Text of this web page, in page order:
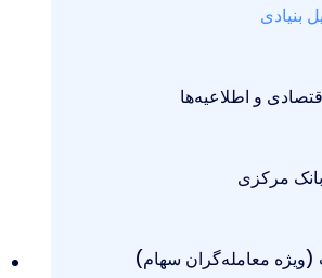
بنیادی
و اطلاعیه‌ها
مرکزی
معامله‌گران سهام)